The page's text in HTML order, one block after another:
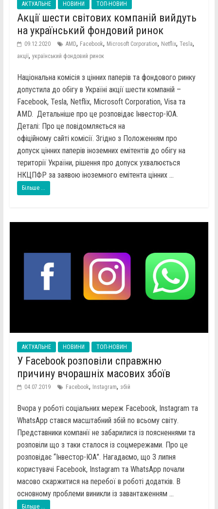
АКТУАЛЬНЕ НОВИНИ ТОП-НОВИН
Акції шести світових компаній вийдуть
на український фондовий ринок
09.12.2020 AMD, Facebook, Microsoft Corporation, Netflix, Tesla,
акції, український фондовий ринок
Національна комісія з цінних паперів та фондового ринку
допустила до обігу в Україні акції шести компаній –
Facebook, Tesla, Netflix, Microsoft Corporation, Visa та
AMD. Детальніше про це розповідає Інвестор-ЮА.
Деталі: Про це повідомляється на
офіційному сайті комісії. Згідно з Положенням про
допуск цінних паперів іноземних емітентів до обігу на
території України, рішення про допуск ухвалюється
НКЦПФР за заявою іноземного емітента цінних ...
Більше ...
АКТУАЛЬНЕ НОВИНИ ТОП-НОВИН
У Facebook розповіли справжню
причину вчорашніх масових збоїв
04.07.2019 Facebook, Instagram, збій
Вчора у роботі соціальних мереж Facebook, Instagram та
WhatsApp стався масштабний збій по всьому світу.
Представники компанії не забарилися із поясненнями та
розповіли що з таки сталося із соцмережами. Про це
розповідає “Інвестор-ЮА”. Нагадаємо, що 3 липня
користувачі Facebook, Instagram та WhatsApp почали
масово скаржитися на перебої в роботі додатків. В
основному проблеми виникли із завантаженням ...
Більше ...